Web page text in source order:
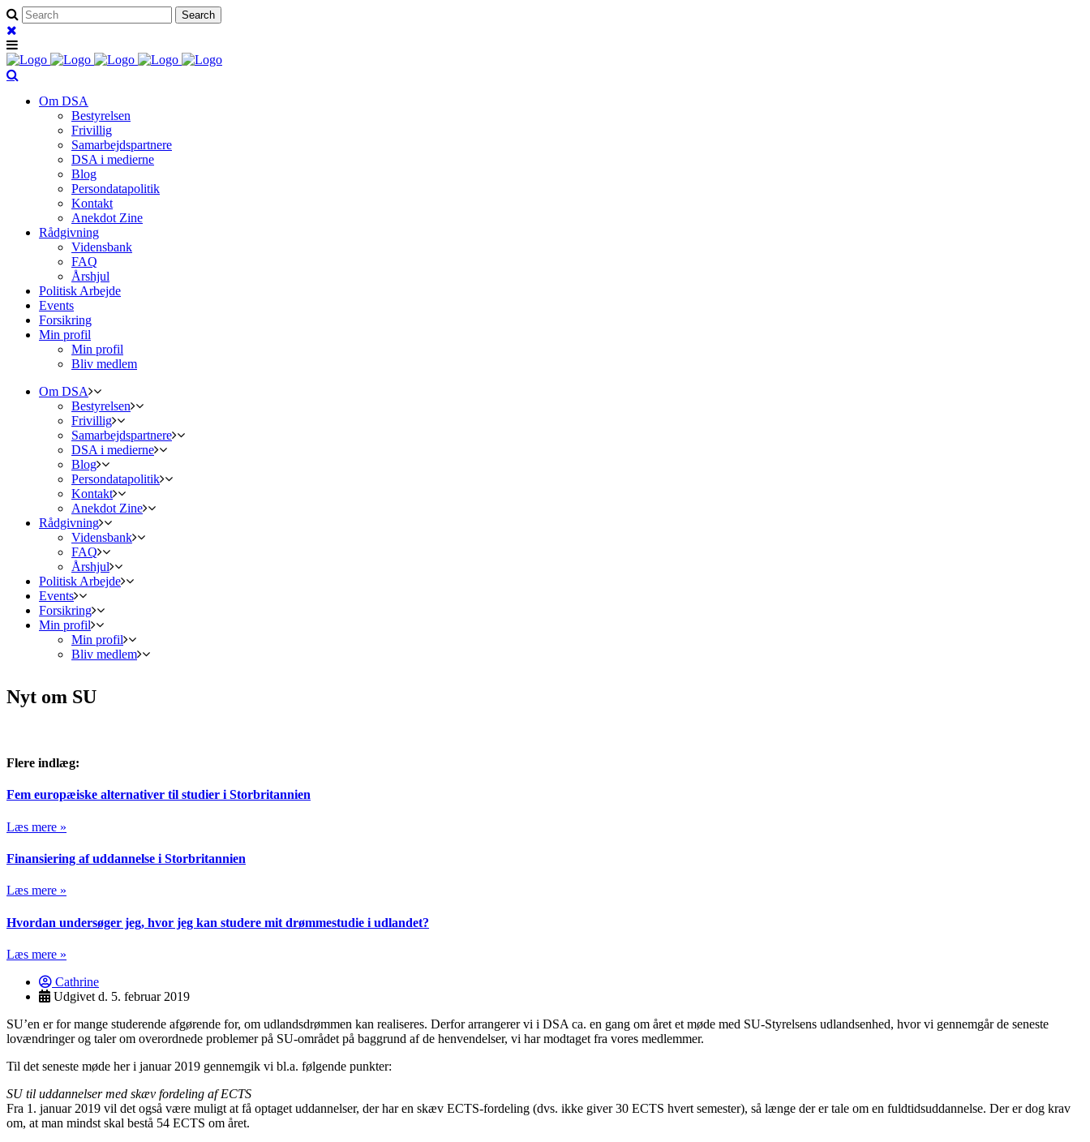
Om DSA
Bestyrelsen
Frivillig
Samarbejdspartnere
DSA i medierne
Blog
Persondatapolitik
Kontakt
Anekdot Zine
Rådgivning
Vidensbank
FAQ
Årshjul
Politisk Arbejde
Events
Forsikring
Min profil
Min profil
Bliv medlem
Om DSA
Bestyrelsen
Frivillig
Samarbejdspartnere
DSA i medierne
Blog
Persondatapolitik
Kontakt
Anekdot Zine
Rådgivning
Vidensbank
FAQ
Årshjul
Politisk Arbejde
Events
Forsikring
Min profil
Min profil
Bliv medlem
Nyt om SU
Flere indlæg:
Fem europæiske alternativer til studier i Storbritannien
Læs mere »
Finansiering af uddannelse i Storbritannien
Læs mere »
Hvordan undersøger jeg, hvor jeg kan studere mit drømmestudie i udlandet?
Læs mere »
Cathrine
Udgivet d. 5. februar 2019
SU’en er for mange studerende afgørende for, om udlandsdrømmen kan realiseres. Derfor arrangerer vi i DSA ca. en gang om året et møde med SU-Styrelsens udlandsenhed, hvor vi gennemgår de seneste
lovændringer og taler om overordnede problemer på SU-området på baggrund af de henvendelser, vi har modtaget fra vores medlemmer.
Til det seneste møde her i januar 2019 gennemgik vi bl.a. følgende punkter:
SU til uddannelser med skæv fordeling af ECTS
Fra 1. januar 2019 vil det også være muligt at få optaget uddannelser, der har en skæv ECTS-fordeling (dvs. ikke giver 30 ECTS hvert semester), så længe der er tale om en fuldtidsuddannelse. Der er dog krav
om, at man mindst skal bestå 54 ECTS om året.